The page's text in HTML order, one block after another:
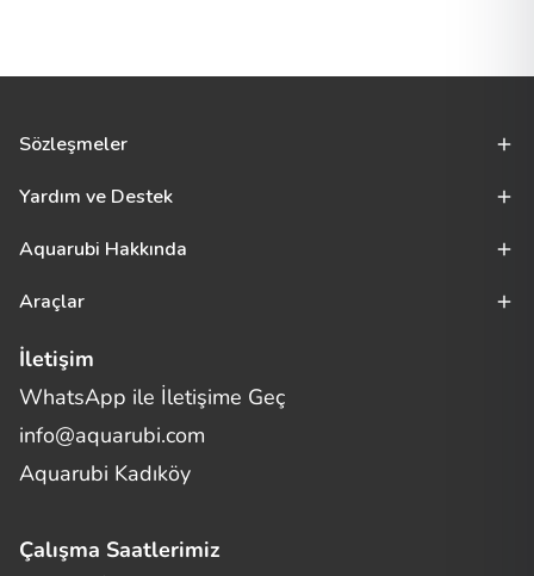
Sözleşmeler
Yardım ve Destek
Aquarubi Hakkında
Araçlar
İletişim
WhatsApp ile İletişime Geç
info@aquarubi.com
Aquarubi Kadıköy
Çalışma Saatlerimiz
Merhaba! Size nasıl yardımcı
olabilirim?